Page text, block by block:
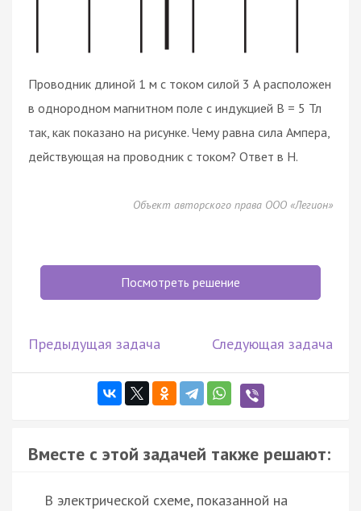
Проводник длиной 1 м с током силой 3 А расположен
в однородном магнитном поле с индукцией B = 5 Тл
так, как показано на рисунке. Чему равна сила Ампера,
действующая на проводник с током? Ответ в Н.
Объект авторского права ООО «Легион»
Посмотреть решение
Предыдущая задача Следующая задача
Вместе с этой задачей также решают:
В электрической схеме, показанной на